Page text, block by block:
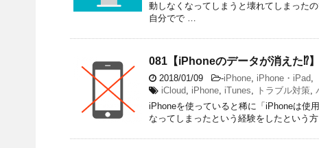
動しなくなってしまうと壊れてしまった
自分でで …
081【iPhoneのデータが消えた⁉︎
2018/01/09 -iPhone, iPhone・iPad,
iCloud, iPhone, iTunes, トラブル対策,
iPhoneを使っていると稀に「iPhoneは使
なってしまったという経験をしたという